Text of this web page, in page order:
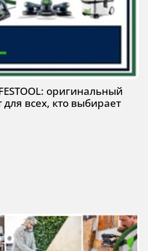
оригинальный
всех, кто выбирает